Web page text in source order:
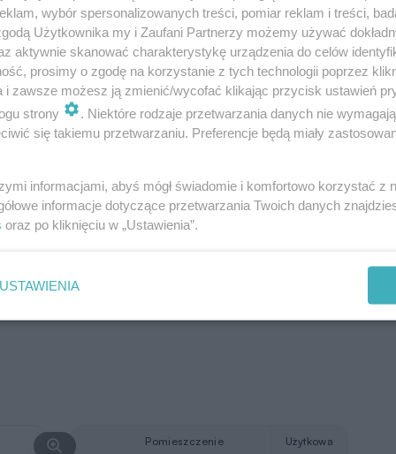
9 sypialnia 13,7 m
10 korytarz 2,37 m2
11 gabinet 10,1 m2
12 łazienka 7,04 m
14 kotłownia + pom. gosp. 7,0 m2
Razem
Pomieszczenie Użytkowa
wybór spersonalizowanych treści, pomiar reklam i treści,
Użytkownika my i Zaufani Partnerzy możemy używać
aktywnie skanować charakterystykę urządzenia do celów
prosimy o zgodę na korzystanie z tych technologii poprzez
i zawsze możesz ją zmienić/wycofać klikając przycisk ustawień
strony
. Niektóre rodzaje przetwarzania danych nie
się takiemu przetwarzaniu. Preferencje będą miały
informacjami, abyś mógł świadomie i komfortowo korzystać z
informacje dotyczące przetwarzania Twoich danych
oraz po kliknięciu w „Ustawienia”.
USTAWIENIA